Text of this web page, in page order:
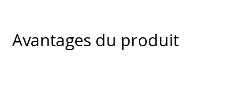
Avantages du produit